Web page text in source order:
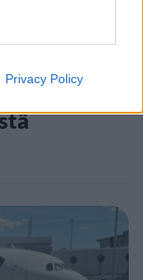
Privacy Policy
–